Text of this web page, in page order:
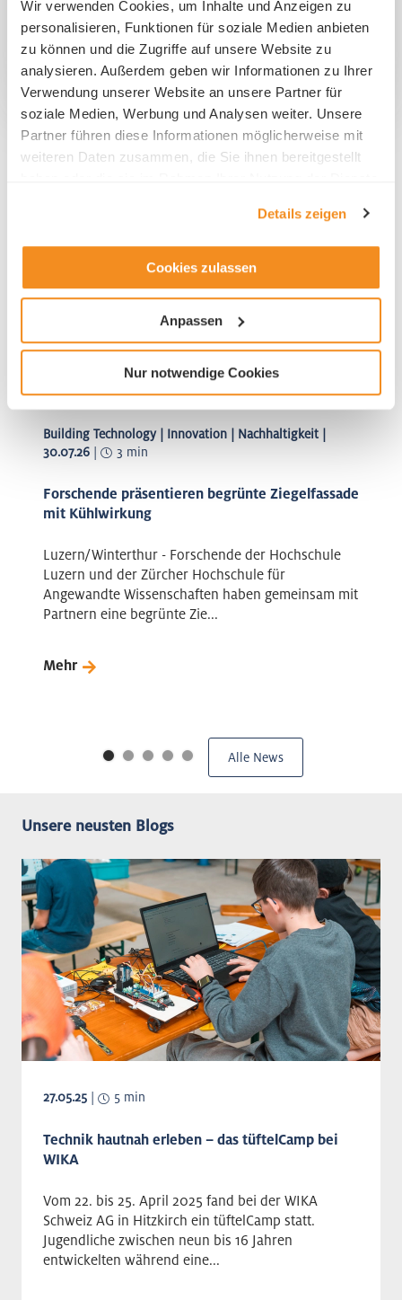
Wir verwenden Cookies, um Inhalte und Anzeigen zu
personalisieren, Funktionen für soziale Medien anbieten
zu können und die Zugriffe auf unsere Website zu
analysieren. Außerdem geben wir Informationen zu Ihrer
Verwendung unserer Website an unsere Partner für
soziale Medien, Werbung und Analysen weiter. Unsere
Partner führen diese Informationen möglicherweise mit
weiteren Daten zusammen, die Sie ihnen bereitgestellt
Details zeigen
Cookies zulassen
Anpassen
Nur notwendige Cookies
News aus Luzern
Building Technology | Innovation | Nachhaltigkeit |
30.07.26 | 3 min
Forschende präsentieren begrünte Ziegelfassade
mit Kühlwirkung
Luzern/Winterthur - Forschende der Hochschule
Luzern und der Zürcher Hochschule für
Angewandte Wissenschaften haben gemeinsam mit
Partnern eine begrünte Zie...
Mehr
Alle News
Unsere neusten Blogs
27.05.25 5 min
Technik hautnah erleben – das tüftelCamp bei
WIKA
Vom 22. bis 25. April 2025 fand bei der WIKA
Schweiz AG in Hitzkirch ein tüftelCamp statt.
Jugendliche zwischen neun bis 16 Jahren
entwickelten während eine...